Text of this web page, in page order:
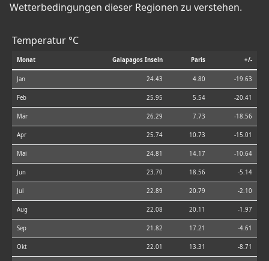
Wetterbedingungen dieser Regionen zu verstehen.
Temperatur °C
Monat Galapagos Inseln Paris +/-
Jan 24.43 4.80 -19.63
Feb 25.95 5.54 -20.41
Mär 26.29 7.73 -18.56
Apr 25.74 10.73 -15.01
Mai 24.81 14.17 -10.64
Jun 23.70 18.56 -5.14
Jul 22.89 20.79 -2.10
Aug 22.08 20.11 -1.97
Sep 21.82 17.21 -4.61
Okt 22.01 13.31 -8.71